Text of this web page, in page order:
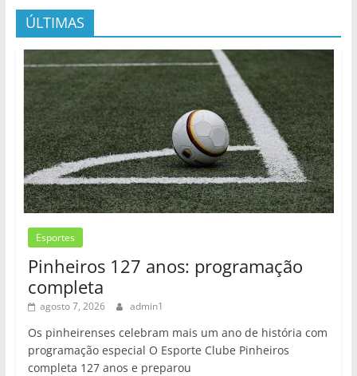
ÚLTIMAS
Esportes
Pinheiros 127 anos: programação
completa
agosto 7, 2026 admin1
Os pinheirenses celebram mais um ano de história com
programação especial O Esporte Clube Pinheiros
completa 127 anos e preparou